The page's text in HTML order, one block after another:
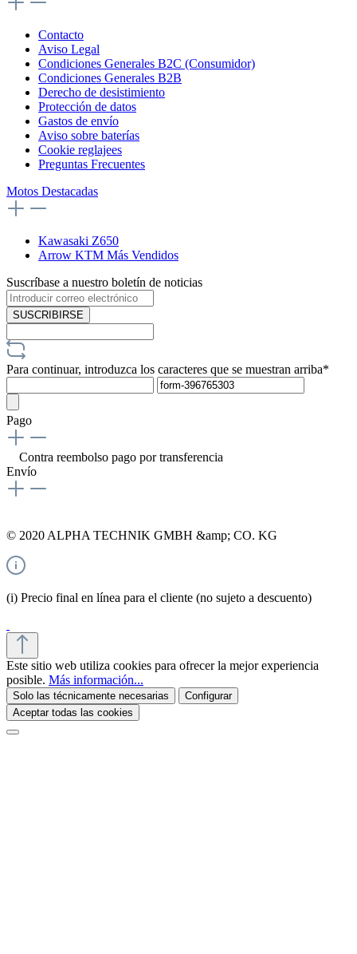
Contacto
Aviso Legal
Condiciones Generales B2C (Consumidor)
Condiciones Generales B2B
Derecho de desistimiento
Protección de datos
Gastos de envío
Aviso sobre baterías
Cookie reglajees
Preguntas Frecuentes
Motos Destacadas
Kawasaki Z650
Arrow KTM Más Vendidos
Suscríbase a nuestro boletín de noticias
SUSCRIBIRSE
Para continuar, introduzca los caracteres que se muestran arriba*
Pago
Contra reembolso pago por transferencia
Envío
© 2020 ALPHA TECHNIK GMBH &amp; CO. KG
(i) Precio final en línea para el cliente (no sujeto a descuento)
Este sitio web utiliza cookies para ofrecer la mejor experiencia
posible. Más información...
Solo las técnicamente necesarias
Configurar
Aceptar todas las cookies